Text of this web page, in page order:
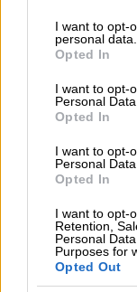
not limited to your
grant or deny
use your data for
consent section.
I want to opt-
personal data.
Opted In
I want to opt-
Personal Data.
Opted In
I want to opt-
Personal
Opted In
I want to opt-
Retention,
Personal
Purposes for
Opted Out
«Δεν με
Αμέσως μετά,
το αν της
που θέλει
ηλικία να
μάταιο να
χρόνου.
ηλικία μου,